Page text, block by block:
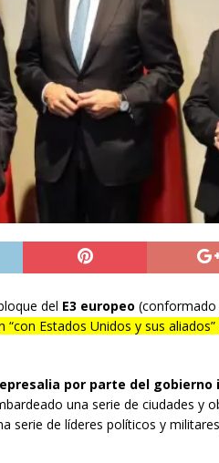
Diputado Álvaro Jofre alerta por el
Concejo Municipal aprueba proyecto
El Boro
ALTO HOSPICIO
El papa León XIV viajará a Uruguay,
INTERNACIONAL
del E3 europeo (conformado
“con Estados Unidos y sus
por parte del gobierno
una serie de ciudades y
serie de líderes políticos y